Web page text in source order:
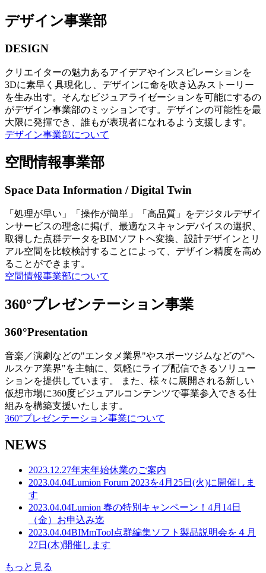
デザイン事業部
DESIGN
クリエイターの魅力あるアイデアやインスピレーションを
3Dに素早く具現化し、デザインに命を吹き込みストーリー
を生み出す。そんなビジュアライゼーションを可能にするの
がデザイン事業部のミッションです。デザインの可能性を最
大限に発揮でき、誰もが表現者になれるよう支援します。
デザイン事業部について
空間情報事業部
Space Data Information / Digital Twin
「処理が早い」「操作が簡単」「高品質」をデジタルデザイ
ンサービスの理念に掲げ、最適なスキャンデバイスの選択、
取得した点群データをBIMソフトへ変換、設計デザインとリ
アル空間を比較検討することによって、デザイン精度を高め
ることができます。
空間情報事業部について
360°プレゼンテーション事業
360°Presentation
音楽／演劇などの"エンタメ業界"やスポーツジムなどの"ヘ
ルスケア業界"を主軸に、気軽にライブ配信できるソリュー
ションを提供しています。 また、様々に展開される新しい
仮想市場に360度ビジュアルコンテンツで事業参入できる仕
組みを構築支援いたします。
360°プレゼンテーション事業について
NEWS
2023.12.27年末年始休業のご案内
2023.04.04Lumion Forum 2023を4月25日(火)に開催しま
す
2023.04.04Lumion 春の特別キャンペーン！4月14日
（金）お申込み迄
2023.04.04BIMmTool点群編集ソフト製品説明会を４月
27日(木)開催します
もっと見る